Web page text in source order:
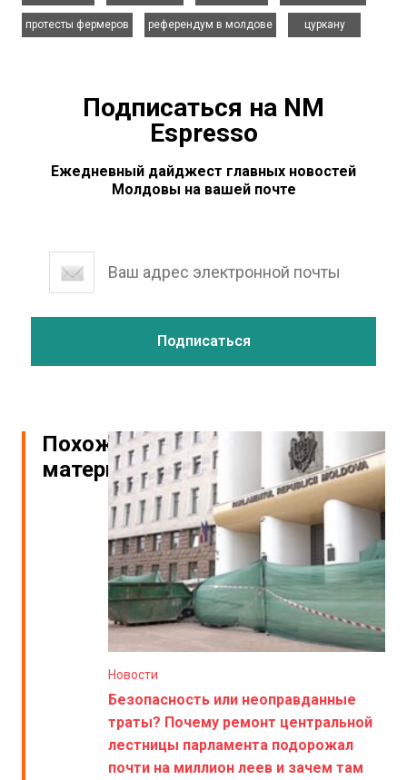
протесты фермеров
референдум в молдове
цуркану
Подписаться на NM
Espresso
Ежедневный дайджест главных новостей
Молдовы на вашей почте
Похожие
материалы
Новости
Безопасность или неоправданные
траты? Почему ремонт центральной
лестницы парламента подорожал
почти на миллион леев и зачем там